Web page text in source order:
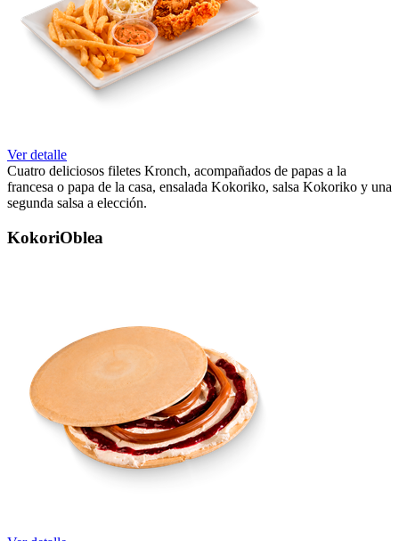
Ver detalle
Cuatro deliciosos filetes Kronch, acompañados de papas a la
francesa o papa de la casa, ensalada Kokoriko, salsa Kokoriko y una
segunda salsa a elección.
KokoriOblea